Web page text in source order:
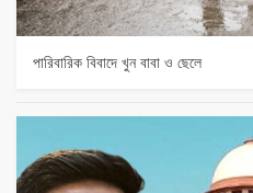
পারিবারিক বিবাদে খুন বাবা ও ছেলে